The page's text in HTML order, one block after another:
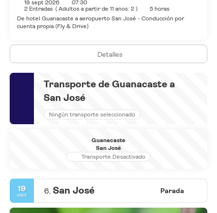
19 sept 2026
07:30
2 Entradas ( Adultos a partir de 11 anos: 2 )
5 horas
De hotel Guanacaste a aeropuerto San José - Conducción por
cuenta propia (Fly & Drive)
Detalles
Transporte de Guanacaste a
San José
Ningún transporte seleccionado
Guanacaste
San José
Transporte Desactivado
19
sept 6. San José Parada